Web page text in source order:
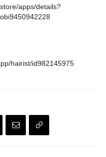
apps/details?
hairist/id982145975